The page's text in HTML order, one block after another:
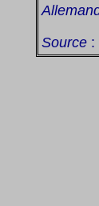
Source :